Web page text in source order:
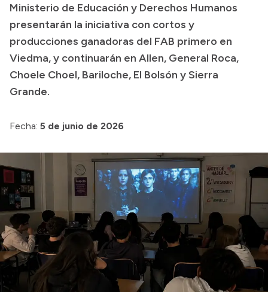
Ministerio de Educación y Derechos Humanos
presentarán la iniciativa con cortos y
producciones ganadoras del FAB primero en
Viedma, y continuarán en Allen, General Roca,
Choele Choel, Bariloche, El Bolsón y Sierra
Grande.
Fecha: 5 de junio de 2026